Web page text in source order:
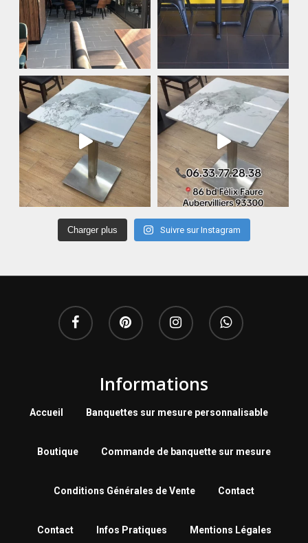
Charger plus Suivre sur Instagram
Informations
Accueil Banquettes sur mesure personnalisable
Boutique Commande de banquette sur mesure
Conditions Générales de Vente Contact
Contact Infos Pratiques Mentions Légales